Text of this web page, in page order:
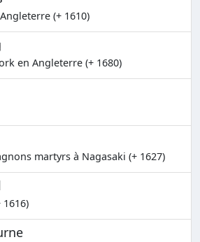
(+ 1610)
en Angleterre (+ 1680)
martyrs à Nagasaki (+ 1627)